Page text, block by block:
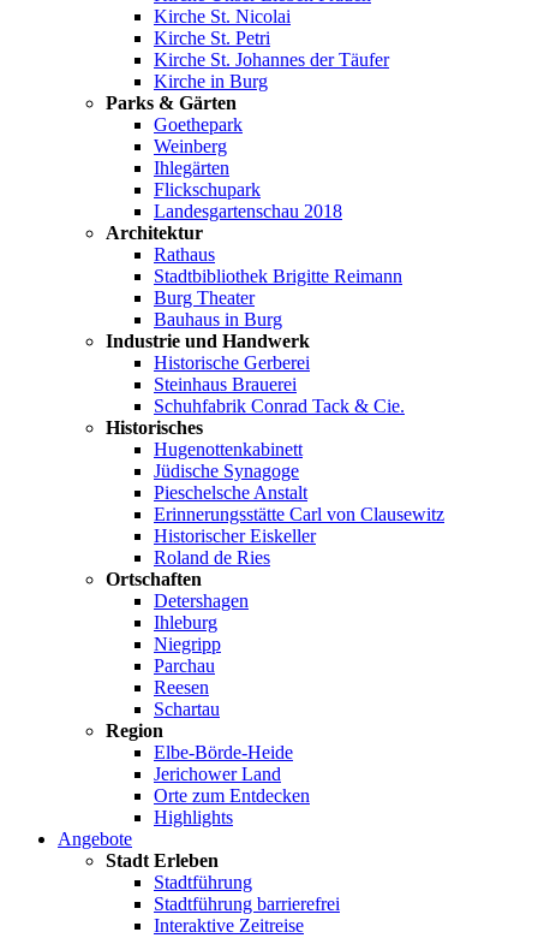
Kirche St. Nicolai
Kirche St. Petri
Kirche St. Johannes der Täufer
Kirche in Burg
Parks & Gärten
Goethepark
Weinberg
Ihlegärten
Flickschupark
Landesgartenschau 2018
Architektur
Rathaus
Stadtbibliothek Brigitte Reimann
Burg Theater
Bauhaus in Burg
Industrie und Handwerk
Historische Gerberei
Steinhaus Brauerei
Schuhfabrik Conrad Tack & Cie.
Historisches
Hugenottenkabinett
Jüdische Synagoge
Pieschelsche Anstalt
Erinnerungsstätte Carl von Clausewitz
Historischer Eiskeller
Roland de Ries
Ortschaften
Detershagen
Ihleburg
Niegripp
Parchau
Reesen
Schartau
Region
Elbe-Börde-Heide
Jerichower Land
Orte zum Entdecken
Highlights
Angebote
Stadt Erleben
Stadtführung
Stadtführung barrierefrei
Interaktive Zeitreise